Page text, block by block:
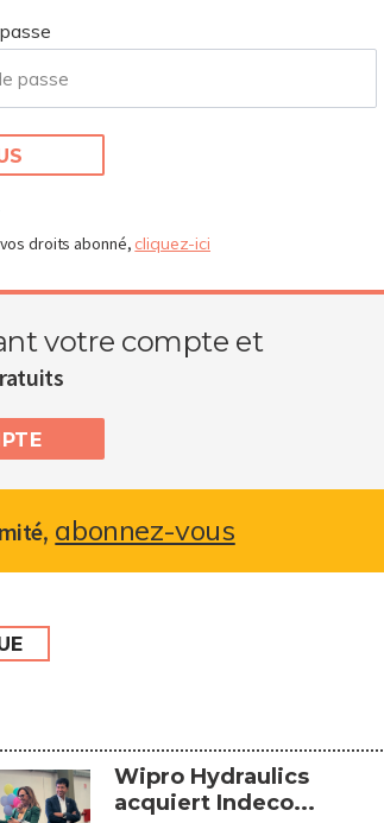
droits abonné, cliquez-ici
votre compte et
, abonnez-vous
Wipro Hydraulics
acquiert Indeco...